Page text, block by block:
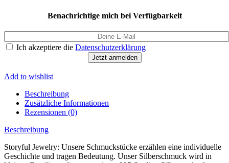
Benachrichtige mich bei Verfügbarkeit
Ich akzeptiere die Datenschutzerklärung
Jetzt anmelden
Add to wishlist
Beschreibung
Zusätzliche Informationen
Rezensionen (0)
Beschreibung
Storyful Jewelry: Unsere Schmuckstücke erzählen eine individuelle
Geschichte und tragen Bedeutung. Unser Silberschmuck wird in